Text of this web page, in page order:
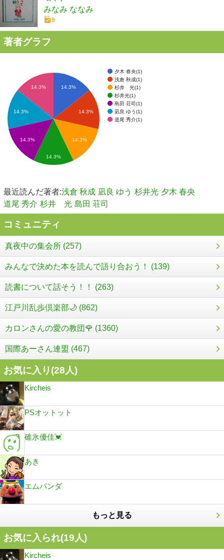
みなみ ななみ
9
著者グラフ
夕木 春央(1)
浅倉 秋成(1)
杉井 光(1)
杉井光(1)
島田 荘司(1)
凪良 ゆう(1)
道尾 秀介(1)
14.3%
14.3%
14.3%
14.3%
14.3%
14.3%
14.3%
最近読んだ著者:浅倉 秋成 凪良 ゆう 杉井光 夕木 春央
道尾 秀介 杉井 光 島田 荘司
コミュニティ
真夜中の集会所 (257)
みんなで決めた本を読んで語り合おう！ (139)
読書について話そう！！ (263)
江戸川乱歩倶楽部🌙 (862)
カロンさんの愛の教団🌹 (1360)
国際あーさん連盟 (467)
お気に入り(28人)
Kircheis
PSオットット
碓氷優佳💓
あき
エムパンダ
もっと見る
お気に入られ(19人)
Kircheis